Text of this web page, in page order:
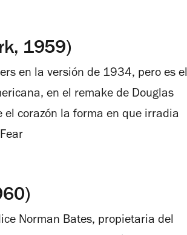
1959)
en la versión de 1934, pero es el
en el remake de Douglas
corazón la forma en que irradia
Norman Bates, propietaria del